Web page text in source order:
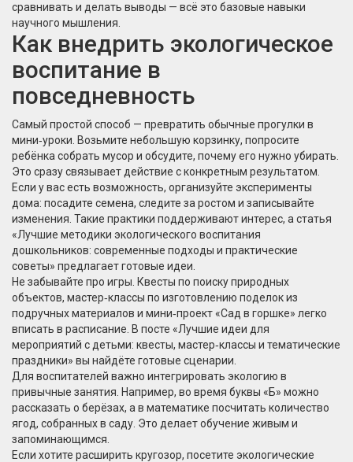
сравнивать и делать выводы — всё это базовые навыки
научного мышления.
Как внедрить экологическое
воспитание в
повседневность
Самый простой способ — превратить обычные прогулки в
мини‑уроки. Возьмите небольшую корзинку, попросите
ребёнка собрать мусор и обсудите, почему его нужно убирать.
Это сразу связывает действие с конкретным результатом.
Если у вас есть возможность, организуйте эксперименты
дома: посадите семена, следите за ростом и записывайте
изменения. Такие практики поддерживают интерес, а статья
«Лучшие методики экологического воспитания
дошкольников: современные подходы и практические
советы» предлагает готовые идеи.
Не забывайте про игры. Квесты по поиску природных
объектов, мастер‑классы по изготовлению поделок из
подручных материалов и мини‑проект «Сад в горшке» легко
вписать в расписание. В посте «Лучшие идеи для
мероприятий с детьми: квесты, мастер‑классы и тематические
праздники» вы найдёте готовые сценарии.
Для воспитателей важно интегрировать экологию в
привычные занятия. Например, во время буквы «Б» можно
рассказать о берёзах, а в математике посчитать количество
ягод, собранных в саду. Это делает обучение живым и
запоминающимся.
Если хотите расширить кругозор, посетите экологические